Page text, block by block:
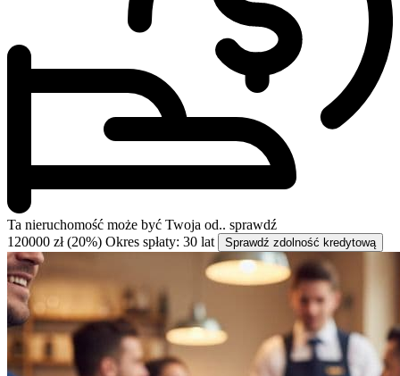
Ta nieruchomość może być Twoja od.. sprawdź
120000 zł (20%) Okres spłaty: 30 lat Sprawdź zdolność kredytową